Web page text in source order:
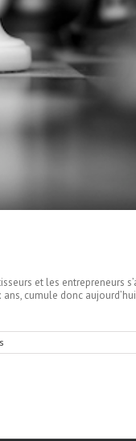
et les entrepreneurs
cumule donc